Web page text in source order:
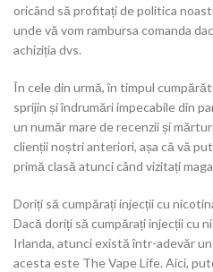
oricând să profitați de politica
unde vă vom rambursa comanda
achiziția dvs.
În cele din urmă, în timpul
sprijin și îndrumări impecabile din
un număr mare de recenzii și
clienții noștri anteriori, așa că vă
primă clasă atunci când vizitați
Doriți să cumpărați injecții cu
Dacă doriți să cumpărați injecții cu
Irlanda, atunci există într-adevăr
acesta este The Vape Life. Aici,